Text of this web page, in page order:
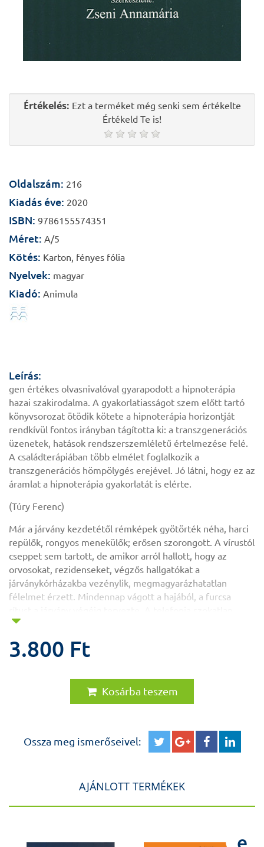
Értékelés: Ezt a terméket még senki sem értékelte
Értékeld Te is!
Oldalszám: 216
Kiadás éve: 2020
ISBN: 9786155574351
Méret: A/5
Kötés: Karton, fényes fólia
Nyelvek: magyar
Kiadó: Animula
Leírás:
gen értékes olvasnivalóval gyarapodott a hipnoterápia
hazai szakirodalma. A gyakorlatiasságot szem előtt tartó
könyvsorozat ötödik kötete a hipnoterápia horizontját
rendkívül fontos irányban tágította ki: a transzgenerációs
üzenetek, hatások rendszerszemléletű értelmezése felé.
A családterápiában több elmélet foglalkozik a
transzgenerációs hömpölygés erejével. Jó látni, hogy ez az
áramlat a hipnoterápia gyakorlatát is elérte.
(Túry Ferenc)
Már a járvány kezdetétől rémképek gyötörték néha, harci
repülők, rongyos menekülők; erősen szorongott. A vírustól
cseppet sem tartott, de amikor arról hallott, hogy az
orvosokat, rezidenseket, végzős hallgatókat a
járványkórházakba vezénylik, megmagyarázhatatlan
félelmet érzett. Mindennap vágott a hajából, a furcsa
pittyenéseket hallatott. Némileg megnyugtatta, hogy a
hogy lehallgatják. Egyre jobban félt bármiről is véleményt
állásfoglalások rettegtették. Aztán amikor hadiállapotot
hirdettek, meghallotta a kórházparancsnok szót,
összeomlott. Meg is betegedett. Egyedül bevackolt,
borulva. Megtorlás, megtorlás. Ez a szó emelkedett ki
folyton a vergődő gondolatokból.
A Hipnózis a gyakorlatban c. sorozatunk 5. kötete!
3.800 Ft
Kosárba teszem
Ossza meg ismerőseivel:
AJÁNLOTT TERMÉKEK
e